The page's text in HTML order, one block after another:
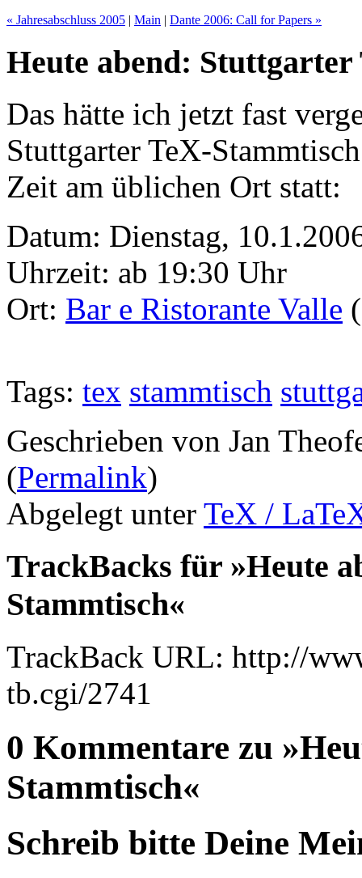
« Jahresabschluss 2005 | Main | Dante 2006: Call for Papers »
Heute abend: Stuttgarter
Das hätte ich jetzt fast
Stuttgarter TeX-
Zeit am üblichen Ort statt:
Datum: Dienstag,
Uhrzeit: ab 19:30 Uhr
Ort: Bar e Ristorante Valle
Tags: tex stammtisch
Geschrieben von Jan
(Permalink)
Abgelegt unter TeX /
TrackBacks für »Heute
Stammtisch«
TrackBack URL: http://
tb.cgi/2741
0 Kommentare zu
Stammtisch«
Schreib bitte Deine